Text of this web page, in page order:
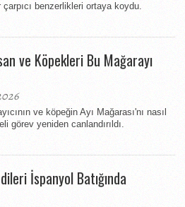
benzerlikleri ortaya koydu.
ve Köpekleri Bu Mağarayı
ve köpeğin Ayı Mağarası'nı nasıl
görev yeniden canlandırıldı.
İspanyol Batığında